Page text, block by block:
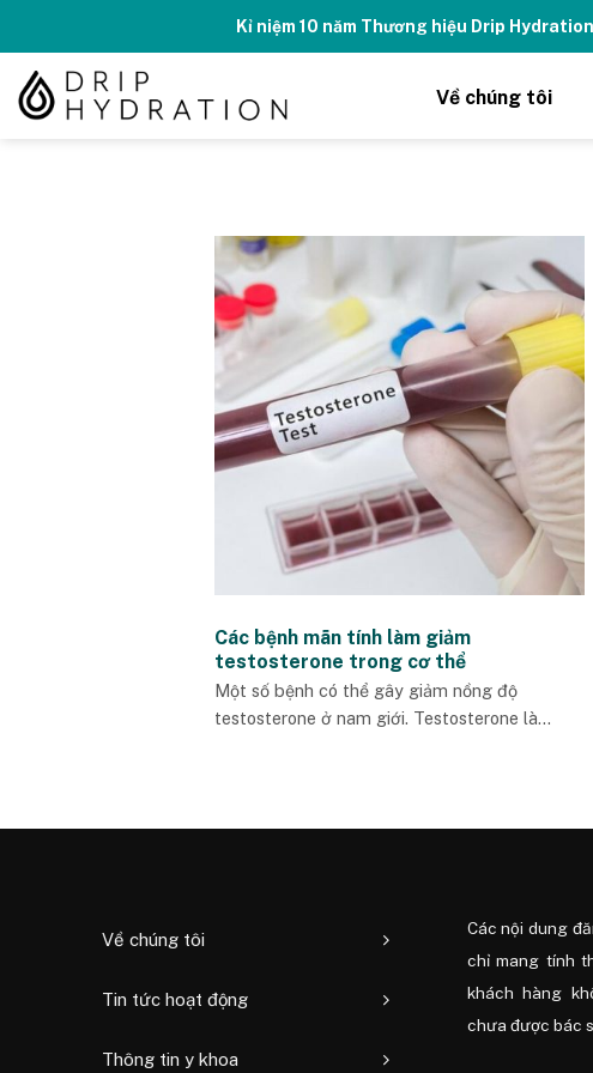
content
Kỉ niệm 10 năm Thương hiệu Drip
Về chúng tôi
Các bệnh mãn tính làm giảm
testosterone trong cơ thể
Một số bệnh có thể gây giảm nồng độ
testosterone ở nam giới. Testosterone là...
Về chúng tôi
Tin tức hoạt động
Thông tin y khoa
Các nội dung
chỉ mang tính
khách hàng
chưa được bác